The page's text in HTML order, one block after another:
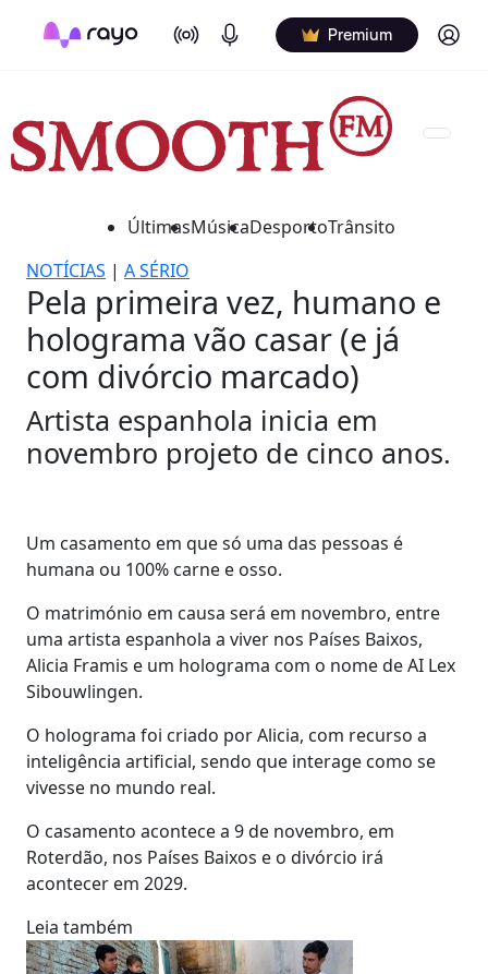
On Air Podcasts Premium Log in
ÚltimasMúsicaDesportoTrânsito
NOTÍCIAS | A SÉRIO
Pela primeira vez, humano e
holograma vão casar (e já
com divórcio marcado)
Artista espanhola inicia em
novembro projeto de cinco anos.
Um casamento em que só uma das pessoas é
humana ou 100% carne e osso.
O matrimónio em causa será em novembro, entre
uma artista espanhola a viver nos Países Baixos,
Alicia Framis e um holograma com o nome de AI Lex
Sibouwlingen.
O holograma foi criado por Alicia, com recurso a
inteligência artificial, sendo que interage como se
vivesse no mundo real.
O casamento acontece a 9 de novembro, em
Roterdão, nos Países Baixos e o divórcio irá
acontecer em 2029.
Leia também